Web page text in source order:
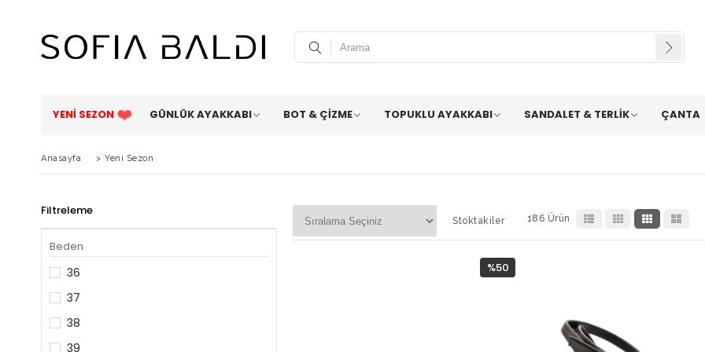
YENİ SEZON GÜNLÜK AYAKKABI BOT & ÇİZME TOPUKLU AYAKKABI SANDALET & TERLİK ÇANTA
Anasayfa > Yeni Sezon
Filtreleme
Beden
36
37
38
39
Stoktakiler 186 Ürün
%50